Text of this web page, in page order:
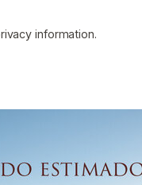
information.